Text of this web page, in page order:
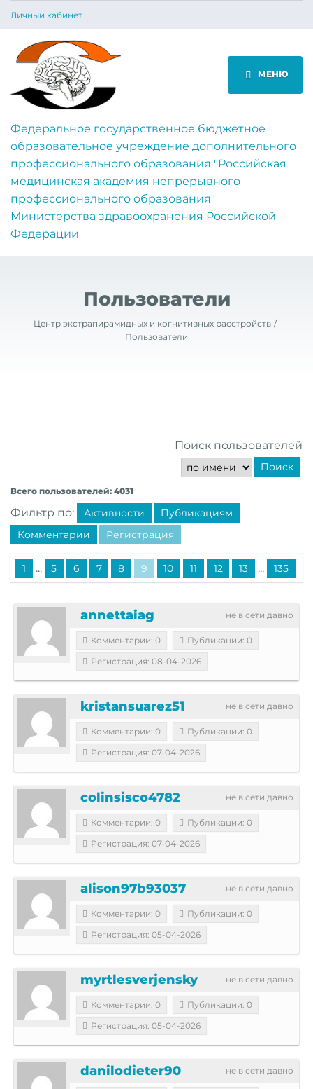
Личный кабинет
МЕНЮ
Федеральное государственное бюджетное
образовательное учреждение дополнительного
профессионального образования "Российская
медицинская академия непрерывного
профессионального образования"
Министерства здравоохранения Российской
Федерации
Пользователи
Центр экстрапирамидных и когнитивных расстройств
Пользователи
Поиск пользователей
Поиск
Всего пользователей: 4031
Фильтр по: Активности
Публикациям
Комментарии
Регистрация
1 ... 5 6 7 8 9 10 11 12 13 ... 135
не в сети давно
annettaiag
Комментарии: 0
Публикации: 0
Регистрация: 08-04-2026
не в сети давно
kristansuarez51
Комментарии: 0
Публикации: 0
Регистрация: 07-04-2026
не в сети давно
colinsisco4782
Комментарии: 0
Публикации: 0
Регистрация: 07-04-2026
не в сети давно
alison97b93037
Комментарии: 0
Публикации: 0
Регистрация: 05-04-2026
не в сети давно
myrtlesverjensky
Комментарии: 0
Публикации: 0
Регистрация: 05-04-2026
не в сети давно
danilodieter90